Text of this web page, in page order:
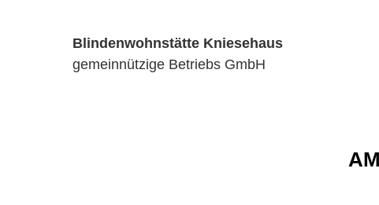
Blindenwohnstätte Kniesehaus
gemeinnützige Betriebs GmbH